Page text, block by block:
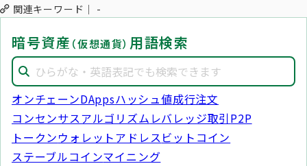
関連キーワード -
暗号資産 （仮想通貨） 用語検索
オンチェーンDAppsハッシュ値成行注文
コンセンサスアルゴリズム レバレッジ取引P2P
トークンウォレットアドレスビットコイン
ステーブルコインマイニング